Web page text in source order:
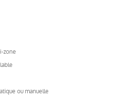
zone
ou manuelle